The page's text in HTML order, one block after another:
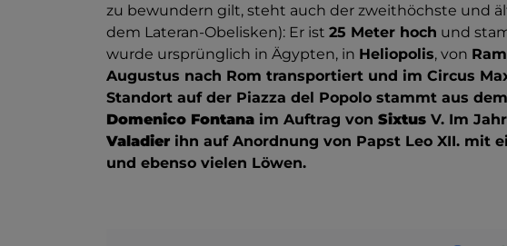
zu bewundern gilt, steht auch der zweithöchste und
dem Lateran-Obelisken): Er ist 25 Meter hoch und
wurde ursprünglich in Ägypten, in Heliopolis, von
Augustus nach Rom transportiert und im Circus
Standort auf der Piazza del Popolo stammt aus
Domenico Fontana im Auftrag von Sixtus V. Im
Valadier ihn auf Anordnung von Papst Leo XII. mit
und ebenso vielen Löwen.